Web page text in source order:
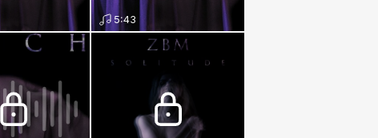
5:43